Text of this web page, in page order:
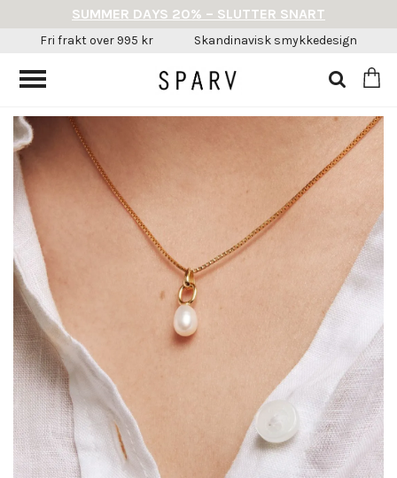
SUMMER DAYS 20% – SLUTTER SNART
Fri frakt over 995 kr Skandinavisk smykkedesign